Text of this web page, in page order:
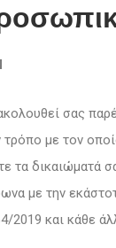
σας
με τον
δικαιώματά
την
και κάθε